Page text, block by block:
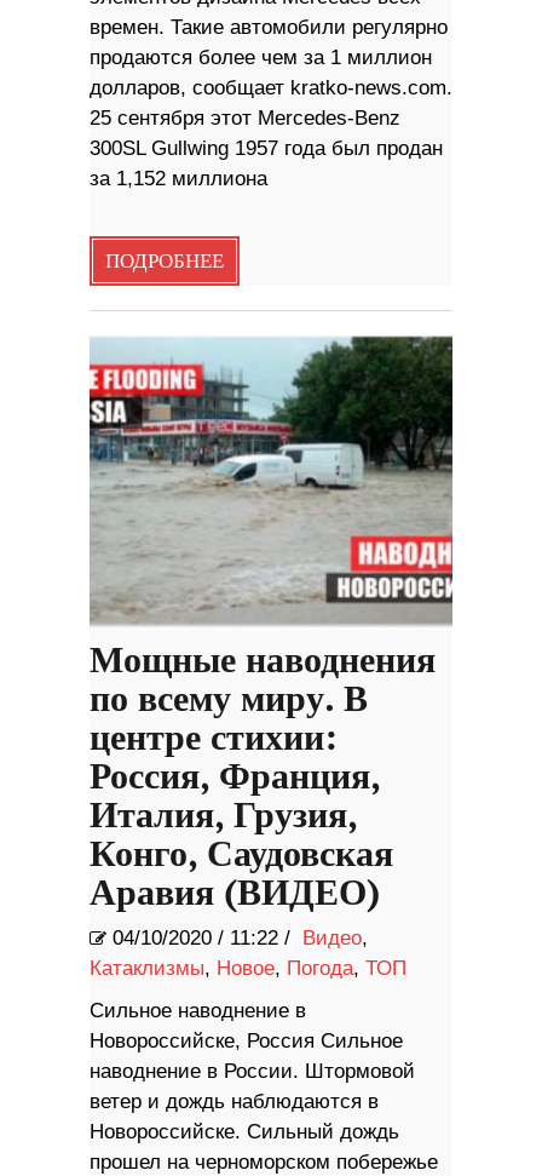
времен. Такие автомобили регулярно
продаются более чем за 1 миллион
долларов, сообщает kratko-news.com.
25 сентября этот Mercedes-Benz
300SL Gullwing 1957 года был продан
за 1,152 миллиона
ПОДРОБНЕЕ
Мощные наводнения
по всему миру. В
центре стихии:
Россия, Франция,
Италия, Грузия,
Конго, Саудовская
Аравия (ВИДЕО)
04/10/2020 / 11:22 / Видео,
Катаклизмы, Новое, Погода, ТОП
Сильное наводнение в
Новороссийске, Россия Сильное
наводнение в России. Штормовой
ветер и дождь наблюдаются в
Новороссийске. Сильный дождь
прошел на черноморском побережье